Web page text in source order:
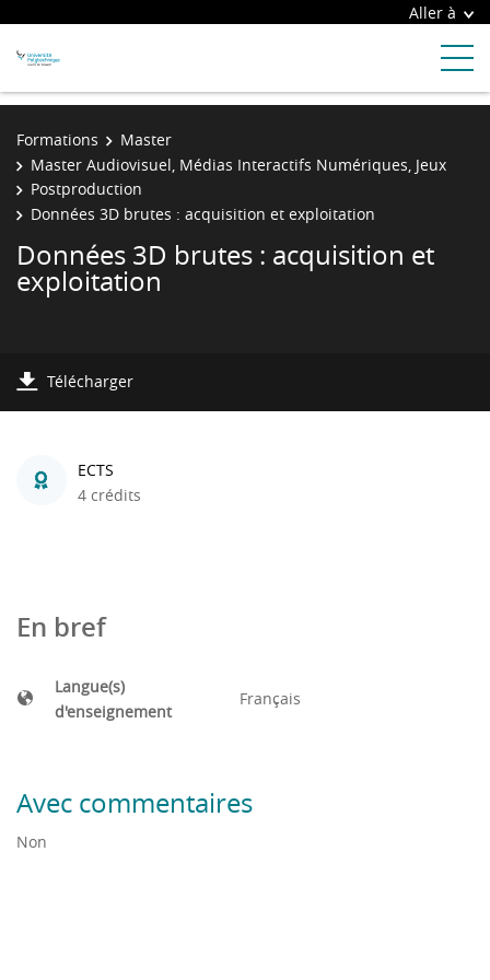
Aller à
Formations
Master
Master Audiovisuel, Médias Interactifs Numériques, Jeux
Postproduction
Données 3D brutes : acquisition et exploitation
Données 3D brutes : acquisition et
exploitation
Télécharger
ECTS
4 crédits
En bref
Langue(s)
d'enseignement
Français
Avec commentaires
Non